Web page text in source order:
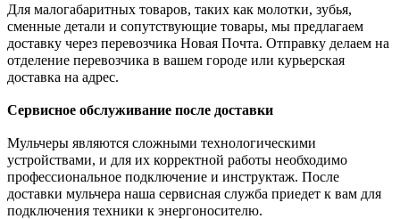
Для малогабаритных товаров, таких как молотки, зубья,
сменные детали и сопутствующие товары, мы предлагаем
доставку через перевозчика Новая Почта. Отправку делаем на
отделение перевозчика в вашем городе или курьерская
доставка на адрес.
Сервисное обслуживание после доставки
Мульчеры являются сложными технологическими
устройствами, и для их корректной работы необходимо
профессиональное подключение и инструктаж. После
доставки мульчера наша сервисная служба приедет к вам для
подключения техники к энергоносителю.